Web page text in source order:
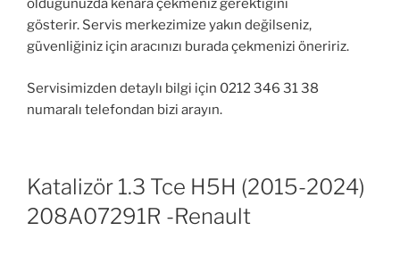
olduğunuzda kenara çekmeniz gerektiğini
gösterir. Servis merkezimize yakın değilseniz,
güvenliğiniz için aracınızı burada çekmenizi öneririz.
Servisimizden detaylı bilgi için 0212 346 31 38
numaralı telefondan bizi arayın.
Katalizör 1.3 Tce H5H (2015-2024)
208A07291R -Renault